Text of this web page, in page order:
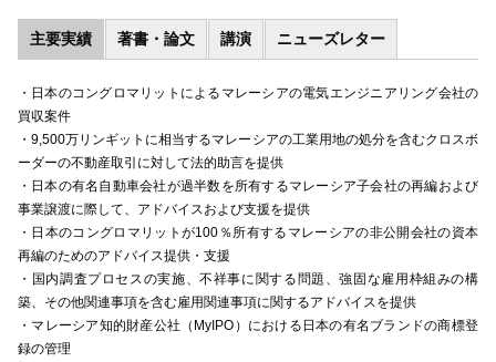
主要実績 著書・論文 講演 ニューズレター
・日本のコングロマリットによるマレーシアの電気エンジニアリング会社の
買収案件
・9,500万リンギットに相当するマレーシアの工業用地の処分を含むクロスボ
ーダーの不動産取引に対して法的助言を提供
・日本の有名自動車会社が過半数を所有するマレーシア子会社の再編および
事業譲渡に際して、アドバイスおよび支援を提供
・日本のコングロマリットが100％所有するマレーシアの非公開会社の資本
再編のためのアドバイス提供・支援
・国内調査プロセスの実施、不祥事に関する問題、強固な雇用枠組みの構
築、その他関連事項を含む雇用関連事項に関するアドバイスを提供
・マレーシア知的財産公社（MyIPO）における日本の有名ブランドの商標登
録の管理